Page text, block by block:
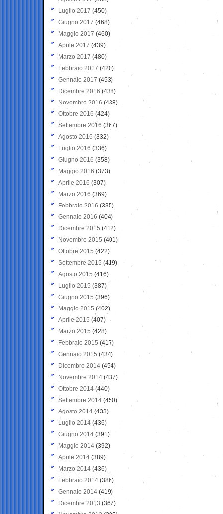
Luglio 2017 (450)
Giugno 2017 (468)
Maggio 2017 (460)
Aprile 2017 (439)
Marzo 2017 (480)
Febbraio 2017 (420)
Gennaio 2017 (453)
Dicembre 2016 (438)
Novembre 2016 (438)
Ottobre 2016 (424)
Settembre 2016 (367)
Agosto 2016 (332)
Luglio 2016 (336)
Giugno 2016 (358)
Maggio 2016 (373)
Aprile 2016 (307)
Marzo 2016 (369)
Febbraio 2016 (335)
Gennaio 2016 (404)
Dicembre 2015 (412)
Novembre 2015 (401)
Ottobre 2015 (422)
Settembre 2015 (419)
Agosto 2015 (416)
Luglio 2015 (387)
Giugno 2015 (396)
Maggio 2015 (402)
Aprile 2015 (407)
Marzo 2015 (428)
Febbraio 2015 (417)
Gennaio 2015 (434)
Dicembre 2014 (454)
Novembre 2014 (437)
Ottobre 2014 (440)
Settembre 2014 (450)
Agosto 2014 (433)
Luglio 2014 (436)
Giugno 2014 (391)
Maggio 2014 (392)
Aprile 2014 (389)
Marzo 2014 (436)
Febbraio 2014 (386)
Gennaio 2014 (419)
Dicembre 2013 (367)